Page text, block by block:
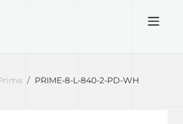
PRIME-8-L-840-2-PD-WH